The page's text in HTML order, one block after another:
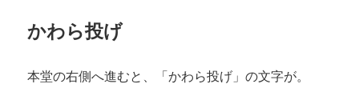
かわら投げ
本堂の右側へ進むと、「かわら投げ」の文字が。